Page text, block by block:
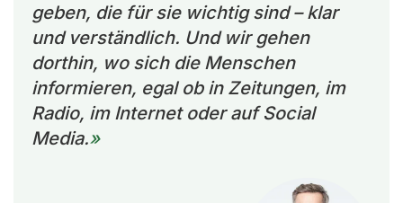
geben, die für sie wichtig sind – klar
und verständlich. Und wir gehen
dorthin, wo sich die Menschen
informieren, egal ob in Zeitungen, im
Radio, im Internet oder auf Social
Media.